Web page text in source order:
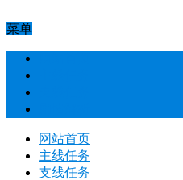
菜单
网站首页
主线任务
支线任务